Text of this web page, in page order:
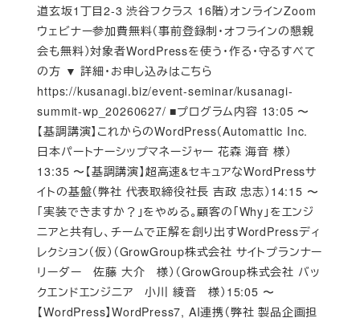
道玄坂1丁目2-3 渋谷フクラス 16階）オンラインZoom
ウェビナー参加費無料（事前登録制・オフラインの懇親
会も無料）対象者WordPressを使う・作る・守るすべて
の方 ▼ 詳細・お申し込みはこちら
https://kusanagi.biz/event-seminar/kusanagi-
summit-wp_20260627/ ■プログラム内容 13:05 〜
【基調講演】これからのWordPress（Automattic Inc.
日本パートナーシップマネージャー 花森 海音 様）
13:35 〜【基調講演】超高速&セキュアなWordPressサ
イトの基盤（弊社 代表取締役社長 吉政 忠志）14:15 〜
「実装できますか？」をやめる。顧客の「Why」をエンジ
ニアと共有し、チームで正解を創り出すWordPressディ
レクション（仮）（GrowGroup株式会社 サイトプランナー
リーダー 佐藤 大介 様）（GrowGroup株式会社 バッ
クエンドエンジニア 小川 綾音 様）15:05 〜
【WordPress】WordPress7, AI連携（弊社 製品企画担